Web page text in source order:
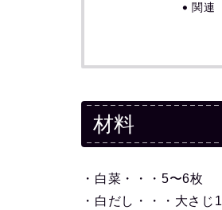
関連
材料
・白菜・・・5〜6枚
・白だし・・・大さじ1